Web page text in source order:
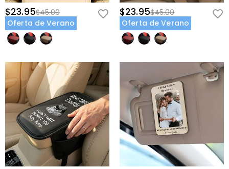
$23.95$45.00
Oferta de Verano
$23.95$45.00
Oferta de Verano